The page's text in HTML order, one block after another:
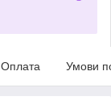
Оплата Умови